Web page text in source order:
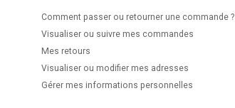
Comment passer ou retourner une commande ?
Visualiser ou suivre mes commandes
Mes retours
Visualiser ou modifier mes adresses
Gérer mes informations personnelles